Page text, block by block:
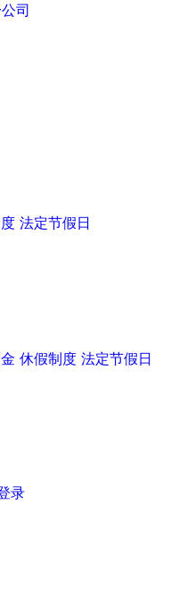
司
法定节假日
休假制度 法定节假日
录